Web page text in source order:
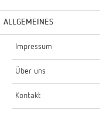
ALLGEMEINES
Impressum
Über uns
Kontakt